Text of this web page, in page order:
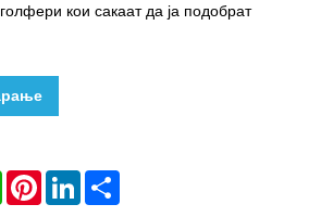
кои сакаат да ја подобрат
WhatsApp
Pinterest
LinkedIn